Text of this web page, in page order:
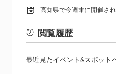
高知県で今週末に開催さ
閲覧履歴
最近見たイベント&スポット